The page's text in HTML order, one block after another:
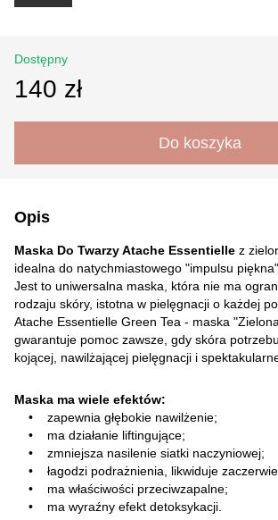
Dostępny
140 zł
Do koszyka
Opis
Maska Do Twarzy Atache Essentielle z
idealna do natychmiastowego "impulsu piękna".
Jest to uniwersalna maska, która nie ma
rodzaju skóry, istotna w pielęgnacji o każdej
Atache Essentielle Green Tea - maska
gwarantuje pomoc zawsze, gdy skóra
kojącej, nawilżającej pielęgnacji i
Maska ma wiele efektów:
• zapewnia głębokie nawilżenie;
• ma działanie liftingujące;
• zmniejsza nasilenie siatki naczyniowej;
• łagodzi podrażnienia, likwiduje
• ma właściwości przeciwzapalne;
• ma wyraźny efekt detoksykacji.